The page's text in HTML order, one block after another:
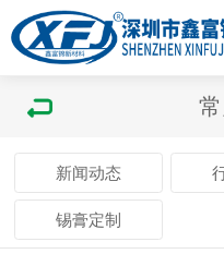
新闻动态
锡膏定制